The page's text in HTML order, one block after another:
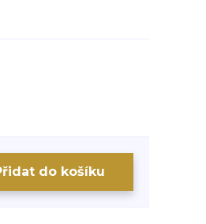
do košíku